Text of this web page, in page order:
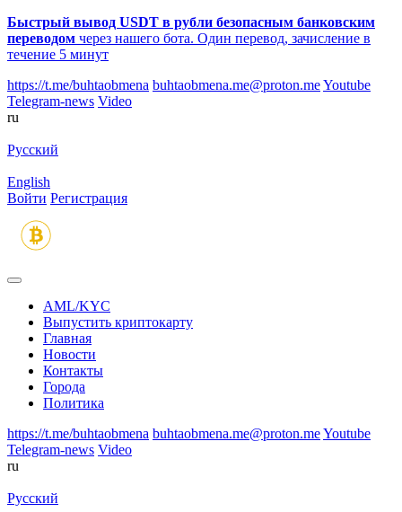
Быстрый вывод USDT в рубли безопасным банковским
переводом через нашего бота. Один перевод, зачисление в
течение 5 минут
https://t.me/buhtaobmena buhtaobmena.me@proton.meYoutube
Telegram-news Video
ru
Русский
English
Войти Регистрация
AML/KYC
Выпустить криптокарту
Главная
Новости
Контакты
Города
Политика
https://t.me/buhtaobmena buhtaobmena.me@proton.meYoutube
Telegram-news Video
ru
Русский